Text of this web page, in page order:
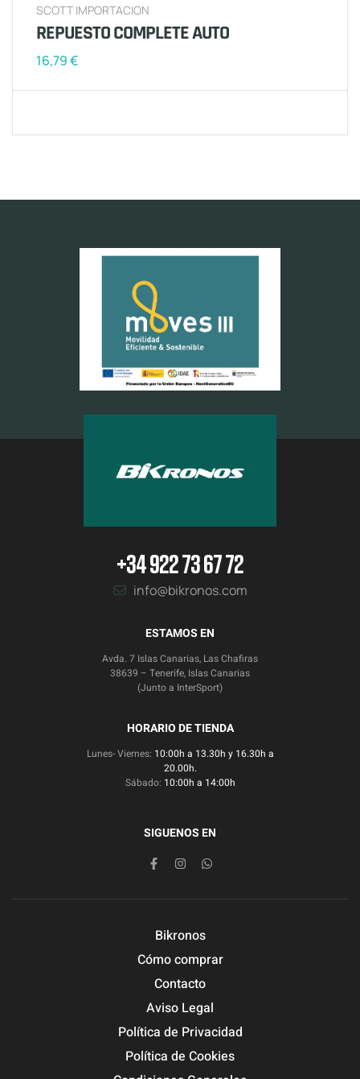
SCOTT IMPORTACION
REPUESTO COMPLETE AUTO
16,79€
+34 922 73 67 72
info@bikronos.com
ESTAMOS EN
Avda. 7 Islas Canarias, Las Chafiras
38639 – Tenerife, Islas Canarias
(Junto a InterSport)
HORARIO DE TIENDA
Lunes- Viernes: 10:00h a 13.30h y 16.30h a
20.00h.
Sábado: 10:00h a 14:00h
SIGUENOS EN
Bikronos
Cómo comprar
Contacto
Aviso Legal
Política de Privacidad
Política de Cookies